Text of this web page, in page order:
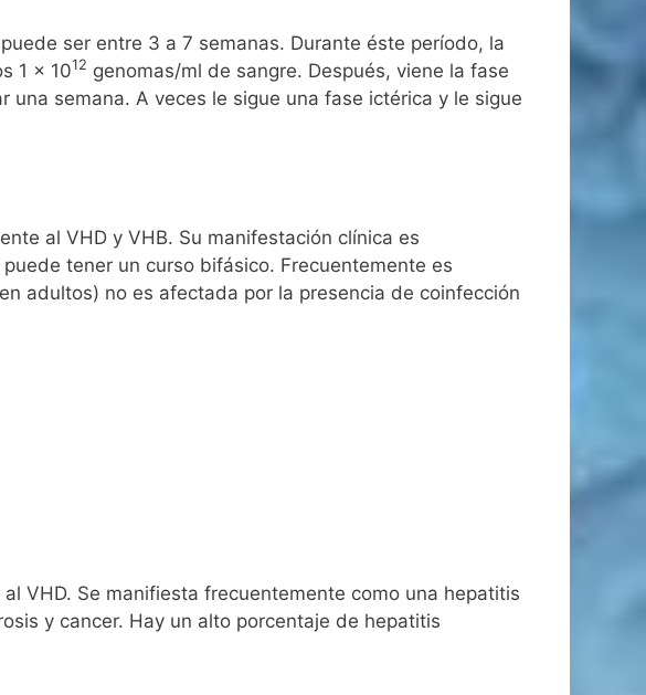
ser entre 3 a 7 semanas. Durante éste período, la
1 x 1012 genomas/ml de sangre. Después, viene la fase
semana. A veces le sigue una fase ictérica y le sigue
al VHD y VHB. Su manifestación clínica es
tener un curso bifásico. Frecuentemente es
adultos) no es afectada por la presencia de coinfección
VHD. Se manifiesta frecuentemente como una hepatitis
y cancer. Hay un alto porcentaje de hepatitis